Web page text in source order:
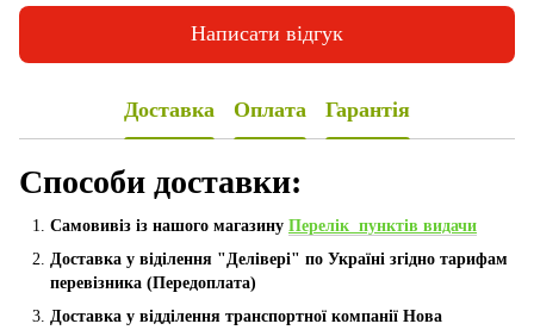
Написати відгук
Доставка Оплата Гарантія
Способи доставки:
Самовивіз із нашого магазину Перелік пунктів видачи
Доставка у віділення "Делівері" по Україні згідно тарифам
перевізника (Передоплата)
Доставка у відділення транспортної компанії Нова